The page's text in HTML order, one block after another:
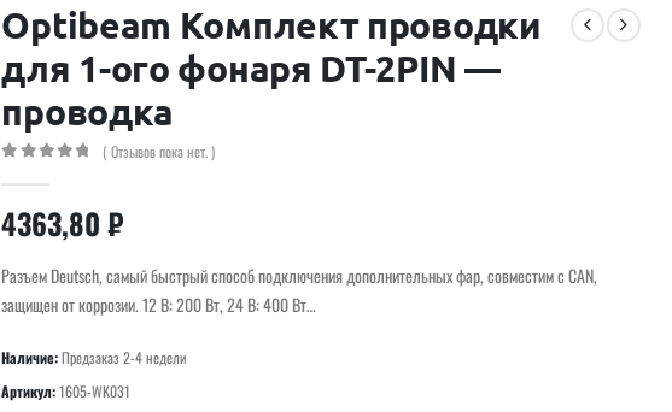
Optibeam Комплект проводки
для 1-ого фонаря DT-2PIN —
проводка
( Отзывов пока нет. )
4363,80₽
Разъем Deutsch, самый быстрый способ подключения дополнительных фар, совместим с CAN,
защищен от коррозии. 12 В: 200 Вт, 24 В: 400 Вт…
Наличие:Предзаказ 2-4 недели
Артикул:1605-WK031